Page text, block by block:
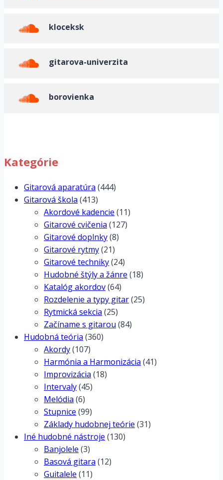
kloceksk
gitarova-univerzita
borovienka
Kategórie
Gitarová aparatúra (444)
Gitarová škola (413)
Akordové kadencie (11)
Gitarové cvičenia (127)
Gitarové doplnky(8)
Gitarové rytmy(21)
Gitarové techniky(24)
Hudobné štýly a žánre (18)
Katalóg akordov(64)
Rozdelenie a typy gitar(25)
Rytmická sekcia (25)
Začíname s gitarou (84)
Hudobná teória (360)
Akordy(107)
Harmónia a Harmonizácia (41)
Improvizácia (18)
Intervaly(45)
Melódia (6)
Stupnice (99)
Základy hudobnej teórie (31)
Iné hudobné nástroje (130)
Banjolele (3)
Basová gitara (12)
Guitalele (11)